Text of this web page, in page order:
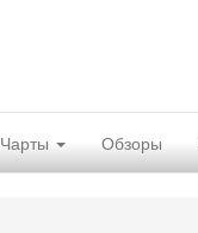
Чарты Обзоры